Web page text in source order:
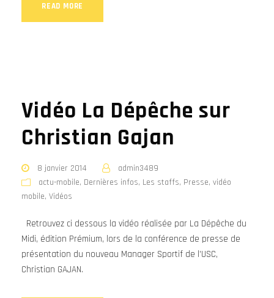
READ MORE
Vidéo La Dépêche sur
Christian Gajan
8 janvier 2014
admin3489
actu-mobile, Dernières infos, Les staffs, Presse, vidéo
mobile, Vidéos
Retrouvez ci dessous la vidéo réalisée par La Dépêche du
Midi, édition Prémium, lors de la conférence de presse de
présentation du nouveau Manager Sportif de l’USC,
Christian GAJAN.